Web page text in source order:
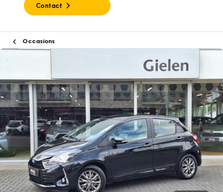
Contact
Occasions